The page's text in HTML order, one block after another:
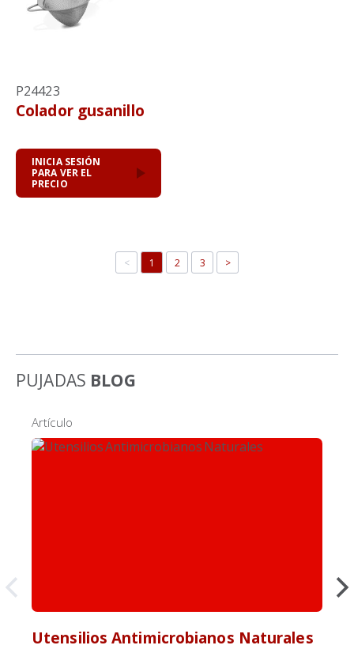
P24423
Colador gusanillo
INICIA SESIÓN
PARA VER EL
PRECIO
< 1 2 3 >
PUJADAS BLOG
Artículo
Utensilios Antimicrobianos Naturales